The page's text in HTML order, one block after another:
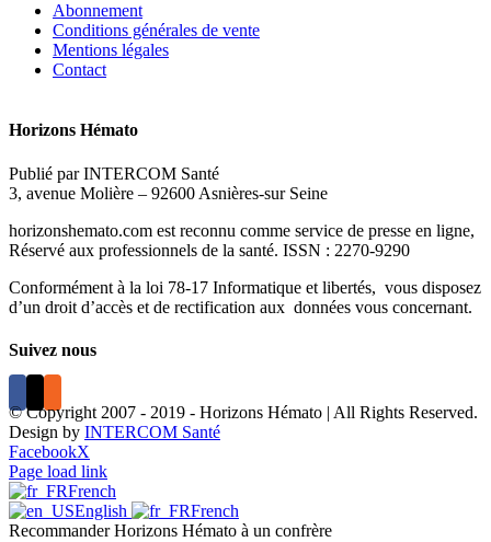
Abonnement
Conditions générales de vente
Mentions légales
Contact
Horizons Hémato
Publié par INTERCOM Santé
3, avenue Molière – 92600 Asnières-sur Seine
horizonshemato.com est reconnu comme service de presse en ligne,
Réservé aux professionnels de la santé. ISSN : 2270-9290
Conformément à la loi 78-17 Informatique et libertés, vous disposez
d’un droit d’accès et de rectification aux données vous concernant.
Suivez nous
© Copyright 2007 - 2019 - Horizons Hémato | All Rights Reserved.
Design by INTERCOM Santé
FacebookX
Page load link
French
English
French
Recommander Horizons Hémato à un confrère